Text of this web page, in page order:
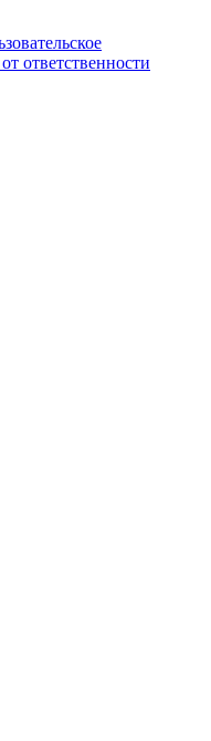
ответственности